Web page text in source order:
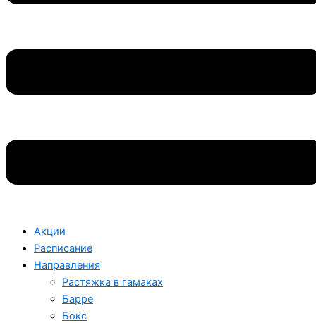
Акции
Расписание
Направления
Растяжка в гамаках
Барре
Бокс